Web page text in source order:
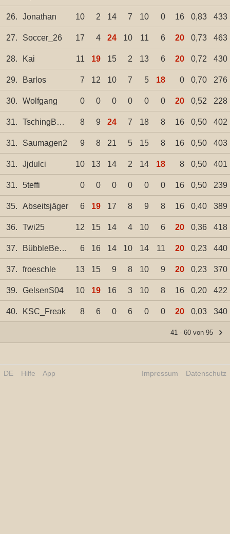
26. Jonathan 10 2 14 7 10 0 16 0,83 433
27. Soccer_26 17 4 24 10 11 6 20 0,73 463
28. Kai 11 19 15 2 13 6 20 0,72 430
29. Barlos 7 12 10 7 5 18 0 0,70 276
30. Wolfgang 0 0 0 0 0 0 20 0,52 228
31. TschingBumm 8 9 24 7 18 8 16 0,50 402
31. Saumagen2 9 8 21 5 15 8 16 0,50 403
31. Jjdulci 10 13 14 2 14 18 8 0,50 401
31. 5teffi 0 0 0 0 0 0 16 0,50 239
35. Abseitsjäger 6 19 17 8 9 8 16 0,40 389
36. Twi25 12 15 14 4 10 6 20 0,36 418
37. BübbleBen1999 6 16 14 10 14 11 20 0,23 440
37. froeschle 13 15 9 8 10 9 20 0,23 370
39. GelsenS04 10 19 16 3 10 8 16 0,20 422
40. KSC_Freak 8 6 0 6 0 0 20 0,03 340
41 - 60 von 95
DE Hilfe App Impressum Datenschutz